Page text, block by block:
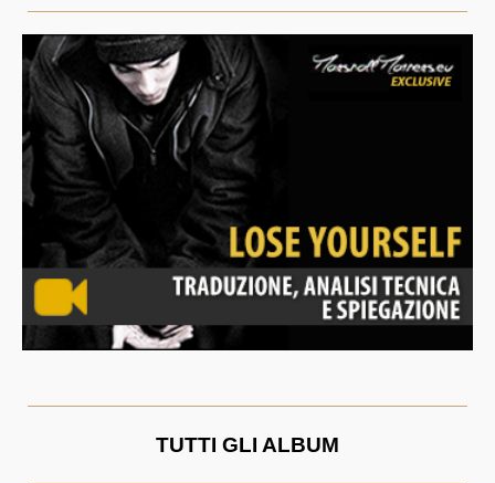
TUTTI GLI ALBUM